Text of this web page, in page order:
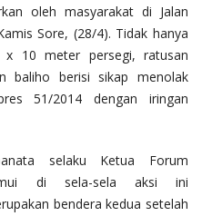
oleh masyarakat di Jalan
Sore, (28/4). Tidak hanya
x 10 meter persegi, ratusan
baliho berisi sikap menolak
51/2014 dengan iringan
selaku Ketua Forum
di sela-sela aksi ini
bendera kedua setelah